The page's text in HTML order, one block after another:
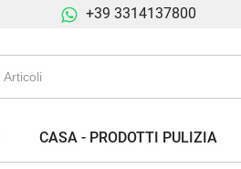
+39 3314137800
CASA - PRODOTTI PULIZIA